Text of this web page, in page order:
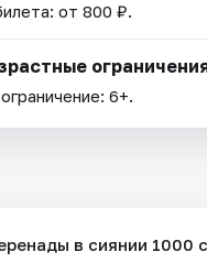
от 800 ₽.
6+.
в сиянии 1000